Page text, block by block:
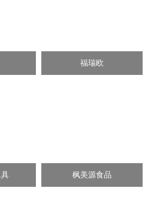
福瑞欧
枫美源食品